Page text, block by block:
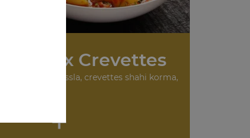
aux Crevettes
crevettes masssla, crevettes shahi korma,
+